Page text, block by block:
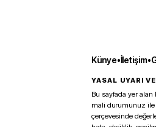
Künye•İletişim•
YASAL UYARI
Bu sayfada yer alan
mali durumunuz ile
çerçevesinde